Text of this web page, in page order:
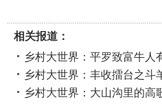
相关报道：
乡村大世界：平罗致富牛人
乡村大世界：丰收擂台之斗
乡村大世界：大山沟里的高